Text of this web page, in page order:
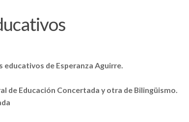
de Esperanza Aguirre.
de Educación Concertada y otra de Bilingüismo.